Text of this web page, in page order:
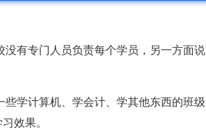
有专门人员负责每个学员，另一方面说
学计算机、学会计、学其他东西的班级
效果。